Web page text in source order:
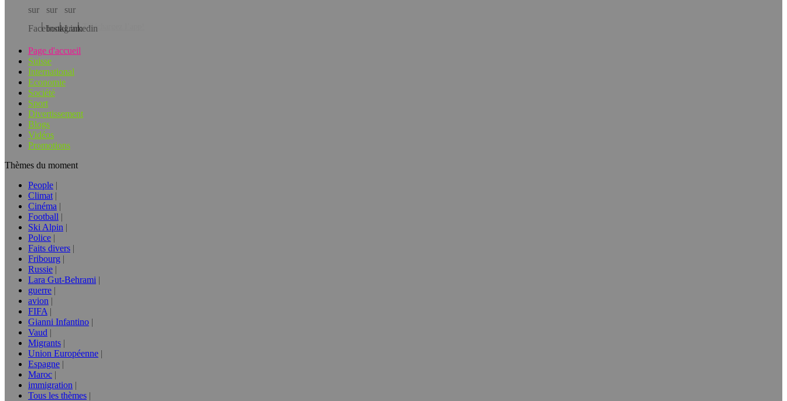
Téléchargez l’app!
Page d'accueil
Suisse
International
Economie
Société
Sport
Divertissement
Blogs
Vidéos
Promotions
Thèmes du moment
People
Climat
Cinéma
Football
Ski Alpin
Police
Faits divers
Fribourg
Russie
Lara Gut-Behrami
guerre
avion
FIFA
Gianni Infantino
Vaud
Migrants
Union Européenne
Espagne
Maroc
immigration
Tous les thèmes